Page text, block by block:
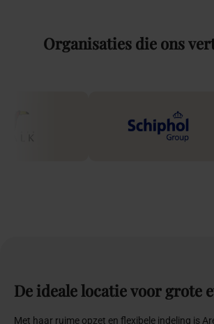
Organisaties die ons
De idealelocatievoor grote
Met haar ruime opzet en flexibele indeling is